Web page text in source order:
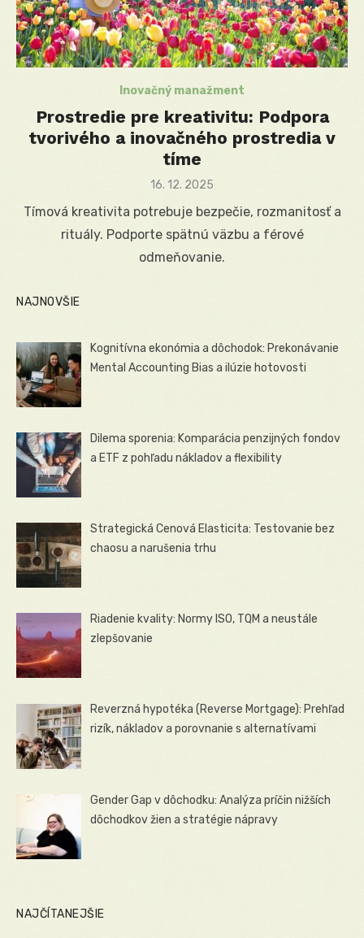
Inovačný manažment
Prostredie pre kreativitu: Podpora
tvorivého a inovačného prostredia v
tíme
Posted
16. 12. 2025
Tímová kreativita potrebuje bezpečie, rozmanitosť a
rituály. Podporte spätnú väzbu a férové
odmeňovanie.
NAJNOVŠIE
Kognitívna ekonómia a dôchodok: Prekonávanie
Mental Accounting Bias a ilúzie hotovosti
Dilema sporenia: Komparácia penzijných fondov
a ETF z pohľadu nákladov a flexibility
Strategická Cenová Elasticita: Testovanie bez
chaosu a narušenia trhu
Riadenie kvality: Normy ISO, TQM a neustále
zlepšovanie
Reverzná hypotéka (Reverse Mortgage): Prehľad
rizík, nákladov a porovnanie s alternatívami
Gender Gap v dôchodku: Analýza príčin nižších
dôchodkov žien a stratégie nápravy
NAJČÍTANEJŠIE